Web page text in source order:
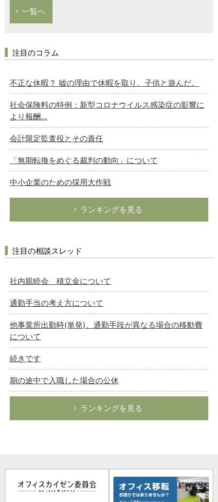
一覧へ
注目のコラム
不正な休暇？ 嘘の理由で休暇を取り、子供と遊んだ。
社会保険料の特例：新型コロナウイルス感染症の影響に
より報酬…
会計限定監査役とその責任
「無期転換をめぐる裁判の動向」について
中小企業のための採用大作戦
ランキングを見る
注目の相談スレッド
社内親睦会 積立金について
通勤手当の考え方について
他事業所出勤時(単発)、通勤手段が異なる場合の移動費
について
続きです
期の途中で入職した場合の公休
ランキングを見る